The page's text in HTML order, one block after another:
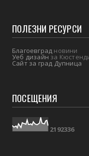
ПОЛЕЗНИ РЕСУРСИ
Благоевград новини
Уеб дизайнза
Сайт за град Дупница
ПОСЕЩЕНИЯ
21 92336